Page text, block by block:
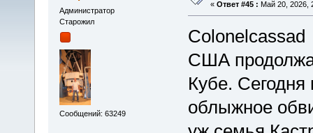
Администратор
Старожил
Сообщений: 63249
« Ответ #45 : Май 20, 2026,
Colonelcassad
США
Кубе.
облыжное